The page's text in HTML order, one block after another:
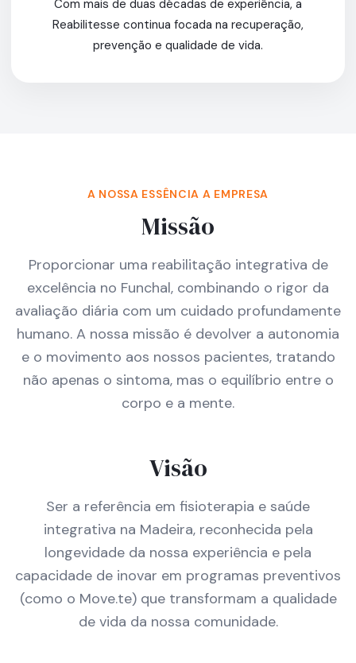
Com mais de duas décadas de experiência, a
Reabilitesse continua focada na recuperação,
prevenção e qualidade de vida.
A NOSSA ESSÊNCIA A EMPRESA
Missão
Proporcionar uma reabilitação integrativa de
excelência no Funchal, combinando o rigor da
avaliação diária com um cuidado profundamente
humano. A nossa missão é devolver a autonomia
e o movimento aos nossos pacientes, tratando
não apenas o sintoma, mas o equilíbrio entre o
corpo e a mente.
Visão
Ser a referência em fisioterapia e saúde
integrativa na Madeira, reconhecida pela
longevidade da nossa experiência e pela
capacidade de inovar em programas preventivos
(como o Move.te) que transformam a qualidade
de vida da nossa comunidade.